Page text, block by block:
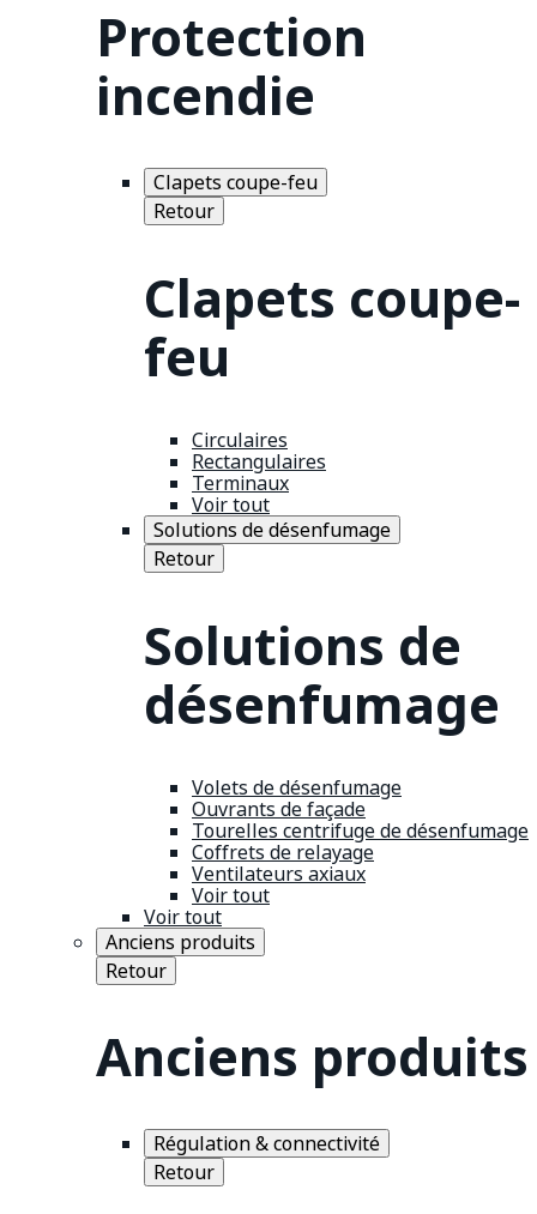
Protection
incendie
Clapets coupe-feu
Retour
Clapets coupe-
feu
Circulaires
Rectangulaires
Terminaux
Voir tout
Solutions de désenfumage
Retour
Solutions de
désenfumage
Volets de désenfumage
Ouvrants de façade
Tourelles centrifuge de désenfumage
Coffrets de relayage
Ventilateurs axiaux
Voir tout
Voir tout
Anciens produits
Retour
Anciens produits
Régulation & connectivité
Retour